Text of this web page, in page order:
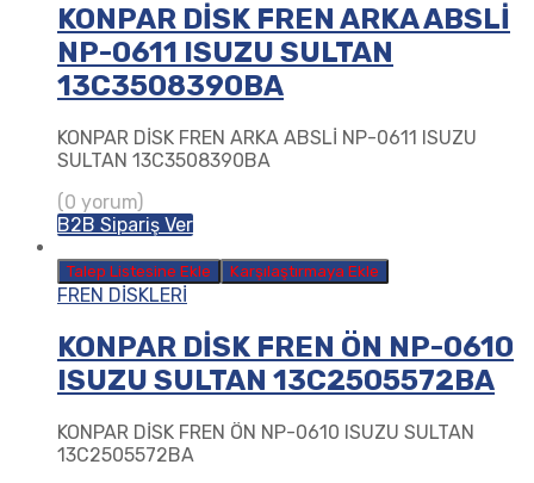
KONPAR DİSK FREN ARKA ABSLİ
NP-0611 ISUZU SULTAN
13C3508390BA
KONPAR DİSK FREN ARKA ABSLİ NP-0611 ISUZU
SULTAN 13C3508390BA
(0 yorum)
B2B Sipariş Ver
Talep Listesine Ekle Karşılaştırmaya Ekle
FREN DİSKLERİ
KONPAR DİSK FREN ÖN NP-0610
ISUZU SULTAN 13C2505572BA
KONPAR DİSK FREN ÖN NP-0610 ISUZU SULTAN
13C2505572BA